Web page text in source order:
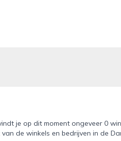
je op dit moment ongeveer 0
de winkels en bedrijven in de